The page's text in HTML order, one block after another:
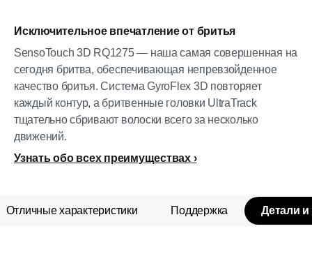
Исключительное впечатление от бритья
SensoTouch 3D RQ1275 — наша самая совершенная на
сегодня бритва, обеспечивающая непревзойденное
качество бритья. Система GyroFlex 3D повторяет
каждый контур, а бритвенные головки UltraTrack
тщательно сбривают волоски всего за несколько
движений.
Узнать обо всех преимуществах
Отличные характеристики Поддержка Детали и